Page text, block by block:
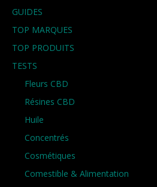
GUIDES
TOP MARQUES
TOP PRODUITS
TESTS
Fleurs CBD
Résines CBD
Huile
Concentrés
Cosmétiques
Comestible & Alimentation